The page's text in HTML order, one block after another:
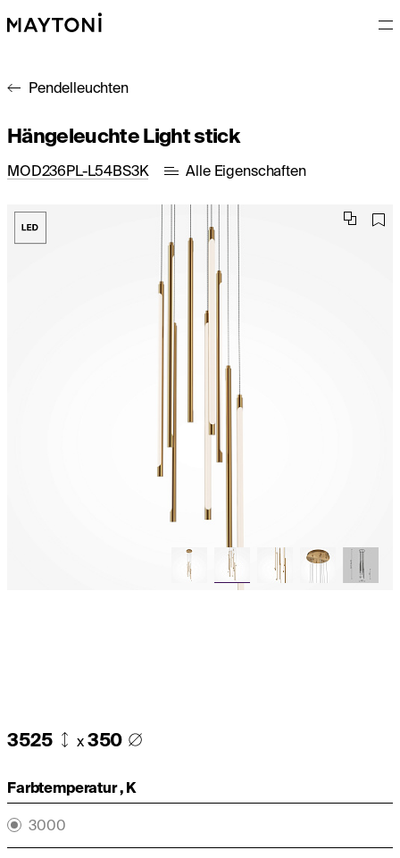
Pendelleuchten
Hängeleuchte Light stick
MOD236PL-L54BS3K Alle Eigenschaften
3525 x 350
Farbtemperatur , K
3000